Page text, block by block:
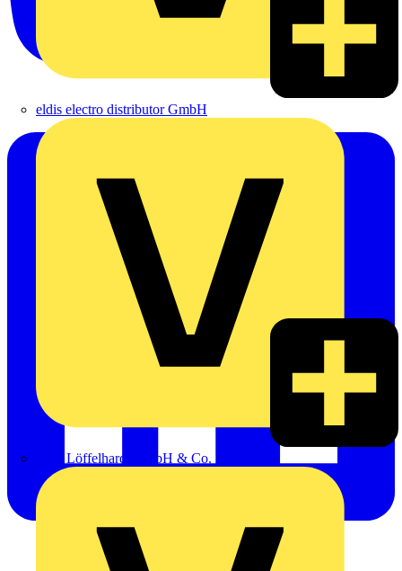
eldis electro distributor GmbH
Emil Löffelhardt GmbH & Co. KG